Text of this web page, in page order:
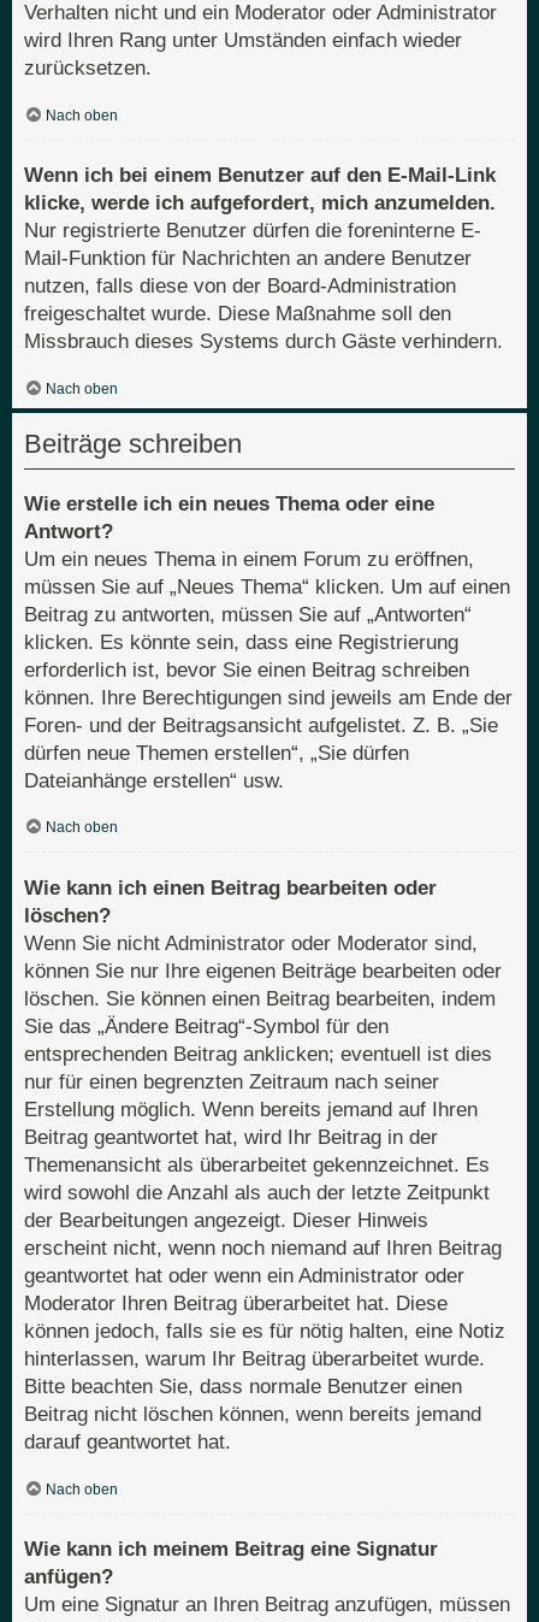
Verhalten nicht und ein Moderator oder Administrator
wird Ihren Rang unter Umständen einfach wieder
zurücksetzen.
Nach oben
Wenn ich bei einem Benutzer auf den E-Mail-Link
klicke, werde ich aufgefordert, mich anzumelden.
Nur registrierte Benutzer dürfen die foreninterne E-
Mail-Funktion für Nachrichten an andere Benutzer
nutzen, falls diese von der Board-Administration
freigeschaltet wurde. Diese Maßnahme soll den
Missbrauch dieses Systems durch Gäste verhindern.
Nach oben
Beiträge schreiben
Wie erstelle ich ein neues Thema oder eine
Antwort?
Um ein neues Thema in einem Forum zu eröffnen,
müssen Sie auf „Neues Thema“ klicken. Um auf einen
Beitrag zu antworten, müssen Sie auf „Antworten“
klicken. Es könnte sein, dass eine Registrierung
erforderlich ist, bevor Sie einen Beitrag schreiben
können. Ihre Berechtigungen sind jeweils am Ende der
Foren- und der Beitragsansicht aufgelistet. Z. B. „Sie
dürfen neue Themen erstellen“, „Sie dürfen
Dateianhänge erstellen“ usw.
Nach oben
Wie kann ich einen Beitrag bearbeiten oder
löschen?
Wenn Sie nicht Administrator oder Moderator sind,
können Sie nur Ihre eigenen Beiträge bearbeiten oder
löschen. Sie können einen Beitrag bearbeiten, indem
Sie das „Ändere Beitrag“-Symbol für den
entsprechenden Beitrag anklicken; eventuell ist dies
nur für einen begrenzten Zeitraum nach seiner
Erstellung möglich. Wenn bereits jemand auf Ihren
Beitrag geantwortet hat, wird Ihr Beitrag in der
Themenansicht als überarbeitet gekennzeichnet. Es
wird sowohl die Anzahl als auch der letzte Zeitpunkt
der Bearbeitungen angezeigt. Dieser Hinweis
erscheint nicht, wenn noch niemand auf Ihren Beitrag
geantwortet hat oder wenn ein Administrator oder
Moderator Ihren Beitrag überarbeitet hat. Diese
können jedoch, falls sie es für nötig halten, eine Notiz
hinterlassen, warum Ihr Beitrag überarbeitet wurde.
Bitte beachten Sie, dass normale Benutzer einen
Beitrag nicht löschen können, wenn bereits jemand
darauf geantwortet hat.
Nach oben
Wie kann ich meinem Beitrag eine Signatur
anfügen?
Um eine Signatur an Ihren Beitrag anzufügen, müssen